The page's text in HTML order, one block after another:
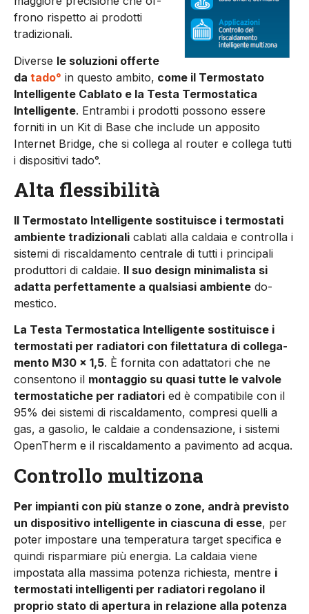
frono rispetto ai prodotti
tradi­zionali.
Diverse le soluzioni of­ferte
da tado° in questo ambito, come il Termostato
Intelligente Cablato e la Testa Termostatica
Intelligente. Entrambi i prodotti possono essere
forniti in un Kit di Base che include un apposito
Internet Bridge, che si collega al router e collega tutti
i dispositi­vi tado°.
Alta flessibilità
Il Termostato Intelligente sostitu­isce i termostati
ambiente tradi­zionali cablati alla caldaia e con­trolla i
sistemi di riscaldamento centrale di tutti i principali
pro­duttori di caldaie. Il suo design minimalista si
adatta perfetta­mente a qualsiasi ambiente do­
mestico.
La Testa Termostatica Intelligen­te sostituisce i
termostati per ra­diatori con filettatura di collega­
mento M30 x 1,5. È fornita con adattatori che ne
consentono il montaggio su qua­si tutte le valvole
termostatiche per radiatori ed è compatibile con il
95% dei sistemi di riscal­damento, compresi quelli a
gas, a gasolio, le caldaie a conden­sazione, i sistemi
OpenTherm e il riscaldamento a pavimento ad acqua.
Controllo multizona
Per impianti con più stanze o zone, andrà previsto
un dispositivo intel­ligente in ciascuna di esse, per
po­ter impostare una temperatura tar­get specifica e
quindi risparmiare più energia. La caldaia viene
impostata alla massima potenza richiesta, men­tre i
termostati intelligenti per ra­diatori regolano il
proprio stato di apertura in relazione alla potenza